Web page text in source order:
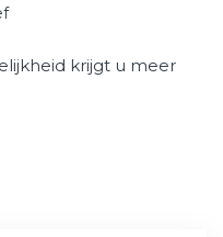
krijgt u meer